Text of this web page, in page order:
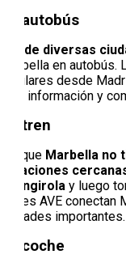
En autobús
Desde diversas
Marbella en autobús.
regulares desde
más información y
En tren
Aunque Marbella no
estaciones
Fuengirola y luego
trenes AVE
ciudades importantes.
En coche